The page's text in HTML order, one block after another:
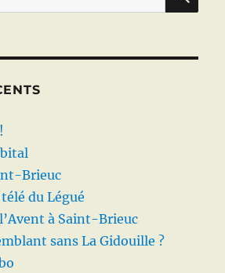
Brieuc
du Légué
à Saint-Brieuc
sans La Gidouille ?